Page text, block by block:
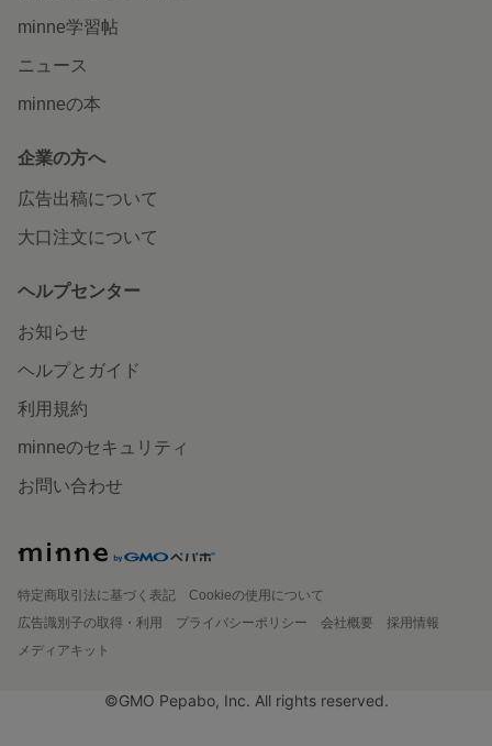
minne学習帖
ニュース
minneの本
企業の方へ
広告出稿について
大口注文について
ヘルプセンター
お知らせ
ヘルプとガイド
利用規約
minneのセキュリティ
お問い合わせ
特定商取引法に基づく表記
Cookieの使用について
広告識別子の取得・利用
プライバシーポリシー 会社概要
採用情報
メディアキット
©GMO Pepabo, Inc. All rights reserved.